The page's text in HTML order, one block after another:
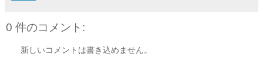
0 件のコメント:
新しいコメントは書き込めません。